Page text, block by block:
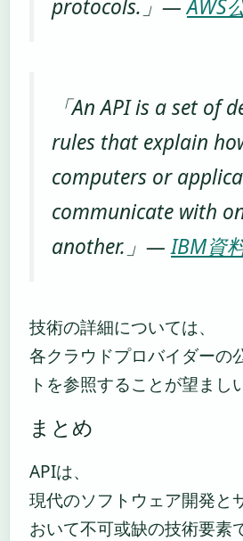
protocols.」—AWS
「An API is a set of
rules that explain
computers or
communicate with
another.」—IBM資
技術の詳細については、
各クラウドプロバイダーの
トを参照することが望まし
まとめ
APIは、
現代のソフトウェア開発と
おいて不可或缺の技術要素